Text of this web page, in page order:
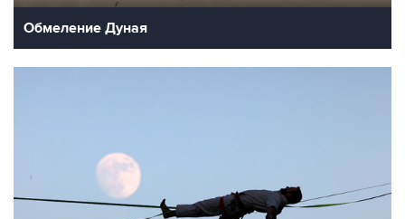
Обмеление Дуная